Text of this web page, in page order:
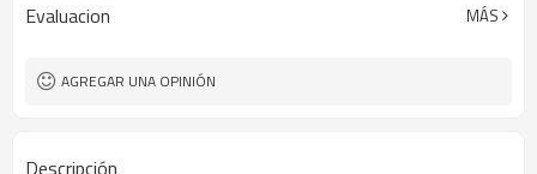
Evaluacion MÁS
AGREGAR UNA OPINIÓN
Descripción